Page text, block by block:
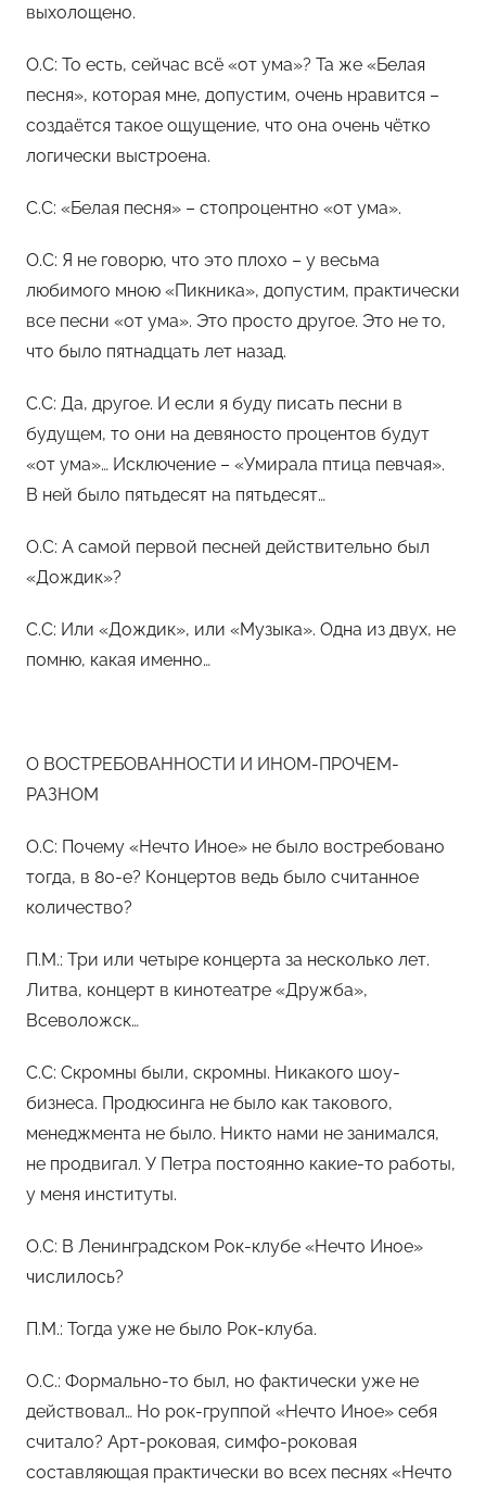
выхолощено.
О.С: То есть, сейчас всё «от ума»? Та же «Белая
песня», которая мне, допустим, очень нравится –
создаётся такое ощущение, что она очень чётко
логически выстроена.
С.С: «Белая песня» – стопроцентно «от ума».
О.С: Я не говорю, что это плохо – у весьма
любимого мною «Пикника», допустим, практически
все песни «от ума». Это просто другое. Это не то,
что было пятнадцать лет назад.
С.С: Да, другое. И если я буду писать песни в
будущем, то они на девяносто процентов будут
«от ума»… Исключение – «Умирала птица певчая».
В ней было пятьдесят на пятьдесят…
О.С: А самой первой песней действительно был
«Дождик»?
С.С: Или «Дождик», или «Музыка». Одна из двух, не
помню, какая именно…
О ВОСТРЕБОВАННОСТИ И ИНОМ-ПРОЧЕМ-
РАЗНОМ
О.С: Почему «Нечто Иное» не было востребовано
тогда, в 80-е? Концертов ведь было считанное
количество?
П.М.: Три или четыре концерта за несколько лет.
Литва, концерт в кинотеатре «Дружба»,
Всеволожск…
С.С: Скромны были, скромны. Никакого шоу-
бизнеса. Продюсинга не было как такового,
менеджмента не было. Никто нами не занимался,
не продвигал. У Петра постоянно какие-то работы,
у меня институты.
О.С: В Ленинградском Рок-клубе «Нечто Иное»
числилось?
П.М.: Тогда уже не было Рок-клуба.
O.С.: Формально-то был, но фактически уже не
действовал… Но рок-группой «Нечто Иное» себя
считало? Арт-роковая, симфо-роковая
составляющая практически во всех песнях «Нечто